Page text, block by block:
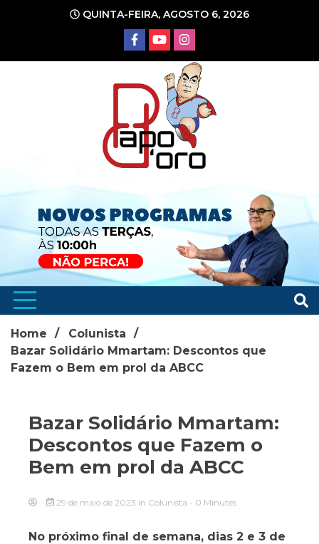
conteúdo
QUINTA-FEIRA, AGOSTO 6, 2026
Home
Colunista
Bazar Solidário Mmartam: Descontos que
Fazem o Bem em prol da ABCC
Bazar Solidário Mmartam:
Descontos que Fazem o
Bem em prol da ABCC
29 de maio de 2023 in Colunista - 0 Minutes
No próximo final de semana, dias 2 e 3 de